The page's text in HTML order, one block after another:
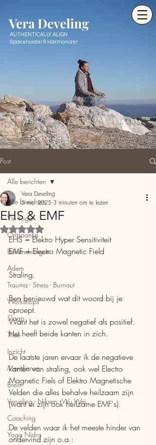
Vera Develing
AUTHENTICALLY ALIGN
Spaceholder & Harmonizer
Post
Alle berichten
Yin Yoga
Ontspantip
Behandelingen
Adem
Trauma - Stress - Burnout
Workshops
Slaap
Thee
Inzicht
Meridianen
Brein
Verveling - Niksen - Wu Wei
Coaching
Yoga Nidra
Alle berichten
EHS & EMF
Vera Develing
5 mei 2025 3 minuten om te lezen
Beoordeeld met NaN uit 5 sterren.
EHS = Elektro Hyper Sensitiviteit
EMF = Electro Magnetic Field
Straling.
Ben benieuwd wat dit woord bij je
oproept.
Want het is zowel negatief als positief.
Het heeft beide kanten in zich.
De laatste jaren ervaar ik de negatieve
kanten van straling, ook wel Electro
Magnetic Fiels of Elektro Magnetische
Velden die alles behalve heilzaam zijn
(want er zijn ook heilzame EMF's).
De velden waar ik het meeste hinder van
ondervind zijn o.a.: